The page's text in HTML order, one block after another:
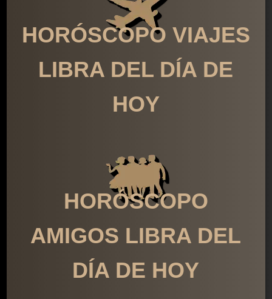
HORÓSCOPO VIAJES
LIBRA DEL DÍA DE
HOY
HORÓSCOPO
AMIGOS LIBRA DEL
DÍA DE HOY